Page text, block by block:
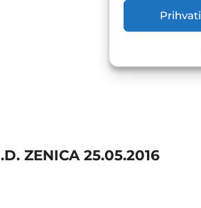
Prihvati
ZENICA 25.05.2016